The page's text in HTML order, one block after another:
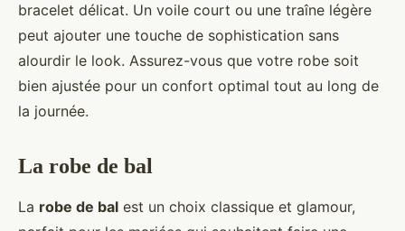
bracelet délicat. Un voile court ou une traîne légère
peut ajouter une touche de sophistication sans
alourdir le look. Assurez-vous que votre robe soit
bien ajustée pour un confort optimal tout au long de
la journée.
La robe de bal
La robe de bal est un choix classique et glamour,